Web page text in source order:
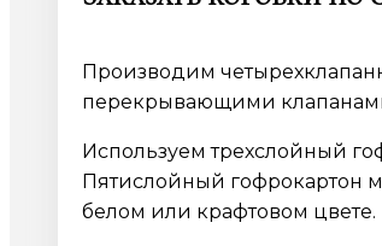
Производим
перекрывающими
Используем трехслойный
Пятислойный гофрокартон
белом или крафтовом цвете.